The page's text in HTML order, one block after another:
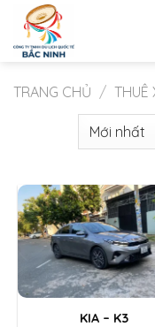
qua
nội
TRANG CHỦ / THUÊ
KIA – K3